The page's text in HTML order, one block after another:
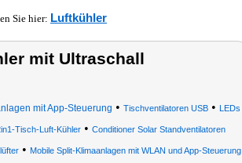
Sie hier: Luftkühler
mit Ultraschall
mit App-Steuerung • Tischventilatoren USB • LEDs
Tisch-Luft-Kühler • Conditioner Solar Standventilatoren
• Mobile Split-Klimaanlagen mit WLAN und App-Steuerung